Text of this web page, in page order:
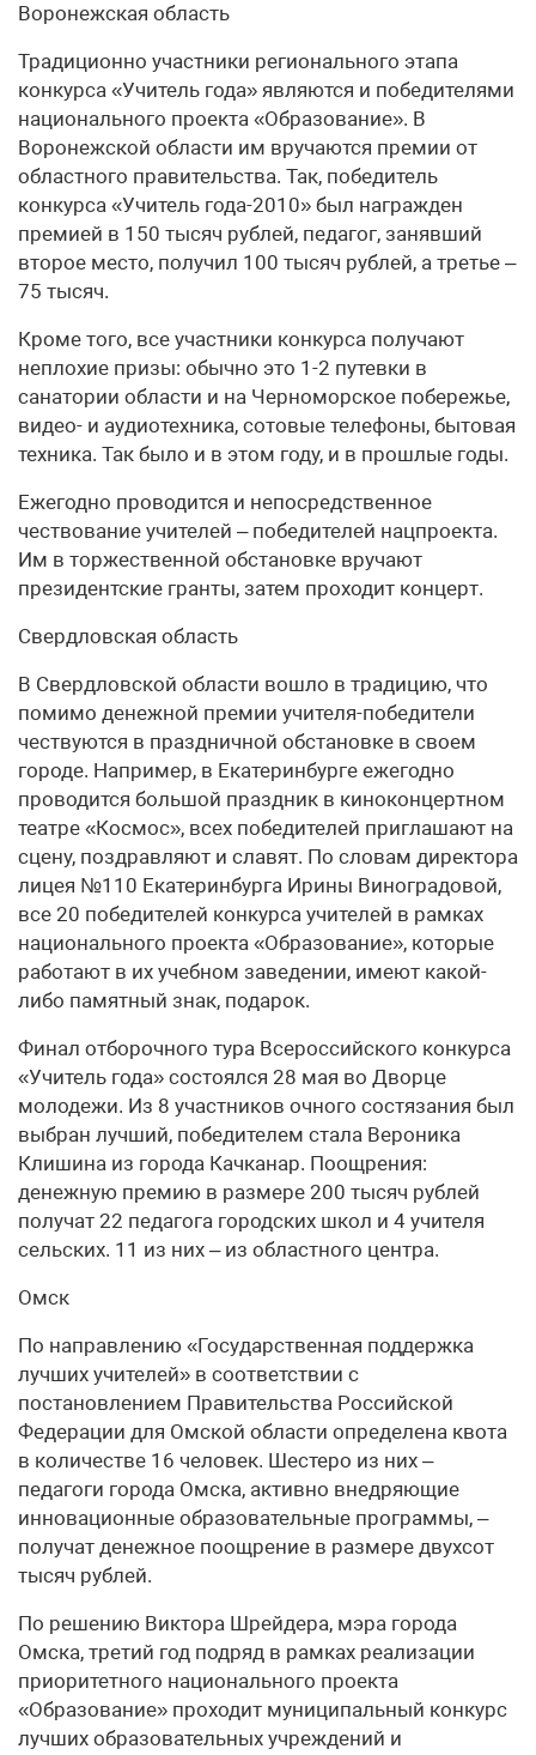
Воронежская область
Традиционно участники регионального этапа
конкурса «Учитель года» являются и победителями
национального проекта «Образование». В
Воронежской области им вручаются премии от
областного правительства. Так, победитель
конкурса «Учитель года-2010» был награжден
премией в 150 тысяч рублей, педагог, занявший
второе место, получил 100 тысяч рублей, а третье –
75 тысяч.
Кроме того, все участники конкурса получают
неплохие призы: обычно это 1-2 путевки в
санатории области и на Черноморское побережье,
видео- и аудиотехника, сотовые телефоны, бытовая
техника. Так было и в этом году, и в прошлые годы.
Ежегодно проводится и непосредственное
чествование учителей – победителей нацпроекта.
Им в торжественной обстановке вручают
президентские гранты, затем проходит концерт.
Свердловская область
В Свердловской области вошло в традицию, что
помимо денежной премии учителя-победители
чествуются в праздничной обстановке в своем
городе. Например, в Екатеринбурге ежегодно
проводится большой праздник в киноконцертном
театре «Космос», всех победителей приглашают на
сцену, поздравляют и славят. По словам директора
лицея №110 Екатеринбурга Ирины Виноградовой,
все 20 победителей конкурса учителей в рамках
национального проекта «Образование», которые
работают в их учебном заведении, имеют какой-
либо памятный знак, подарок.
Финал отборочного тура Всероссийского конкурса
«Учитель года» состоялся 28 мая во Дворце
молодежи. Из 8 участников очного состязания был
выбран лучший, победителем стала Вероника
Клишина из города Качканар. Поощрения:
денежную премию в размере 200 тысяч рублей
получат 22 педагога городских школ и 4 учителя
сельских. 11 из них – из областного центра.
Омск
По направлению «Государственная поддержка
лучших учителей» в соответствии с
постановлением Правительства Российской
Федерации для Омской области определена квота
в количестве 16 человек. Шестеро из них –
педагоги города Омска, активно внедряющие
инновационные образовательные программы, –
получат денежное поощрение в размере двухсот
тысяч рублей.
По решению Виктора Шрейдера, мэра города
Омска, третий год подряд в рамках реализации
приоритетного национального проекта
«Образование» проходит муниципальный конкурс
лучших образовательных учреждений и